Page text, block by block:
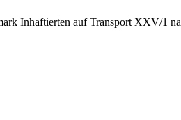
Inhaftierten auf Transport XXV/1